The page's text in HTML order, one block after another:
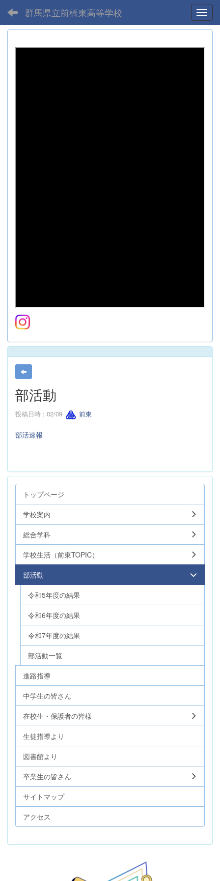
群馬県立前橋東高等学校
部活動
投稿日時 : 02/09 前東
部活速報
トップページ
学校案内
総合学科
学校生活（前東TOPIC）
部活動
令和5年度の結果
令和6年度の結果
令和7年度の結果
部活動一覧
進路指導
中学生の皆さん
在校生・保護者の皆様
生徒指導より
図書館より
卒業生の皆さん
サイトマップ
アクセス